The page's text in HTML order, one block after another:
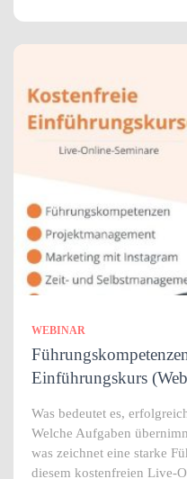
WEBINAR
Einführungskurs
Was bedeutet es,
Welche Aufgaben
was zeichnet eine starke
diesem kostenfreien Live-